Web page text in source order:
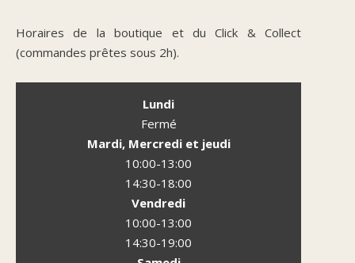
Horaires de la boutique et du Click & Collect
(commandes prêtes sous 2h).
Lundi
Fermé
Mardi, Mercredi et jeudi
10:00-13:00
14:30-18:00
Vendredi
10:00-13:00
14:30-19:00